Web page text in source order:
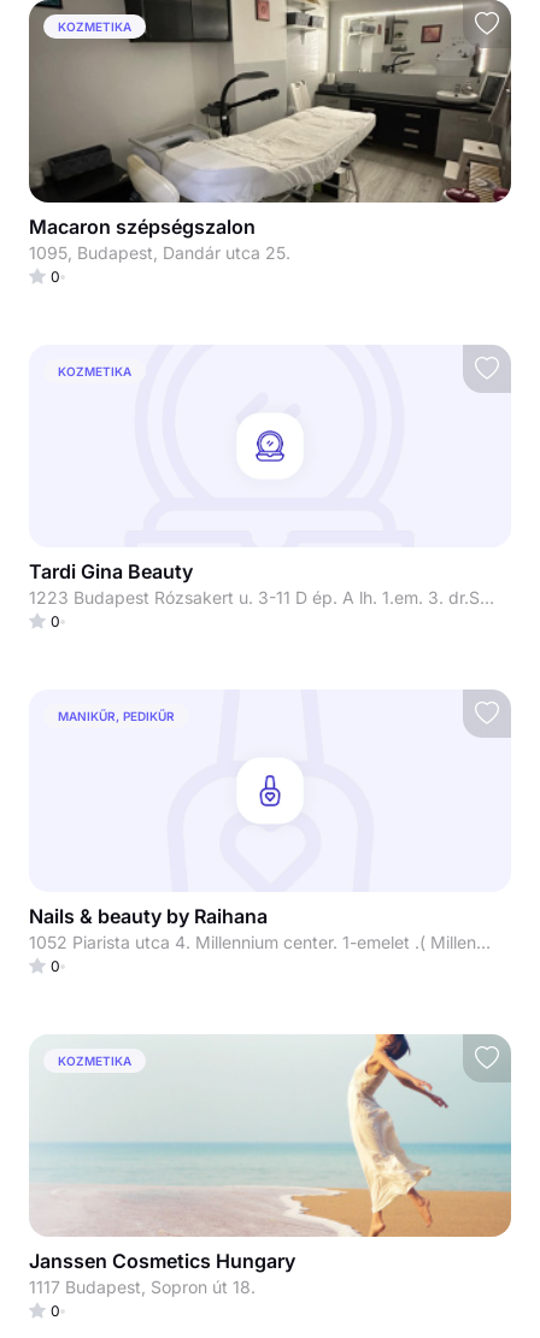
KOZMETIKA
Macaron szépségszalon
1095, Budapest, Dandár utca 25.
0
KOZMETIKA
Tardi Gina Beauty
1223 Budapest Rózsakert u. 3-11 D ép. A lh. 1.em. 3. dr.Szőcs Hajnal bőrgyógyász főorvosnő rendelője
0
MANIKŰR, PEDIKŰR
Nails & beauty by Raihana
1052 Piarista utca 4. Millennium center. 1-emelet .( Millennium beauty)
0
KOZMETIKA
Janssen Cosmetics Hungary
1117 Budapest, Sopron út 18.
0